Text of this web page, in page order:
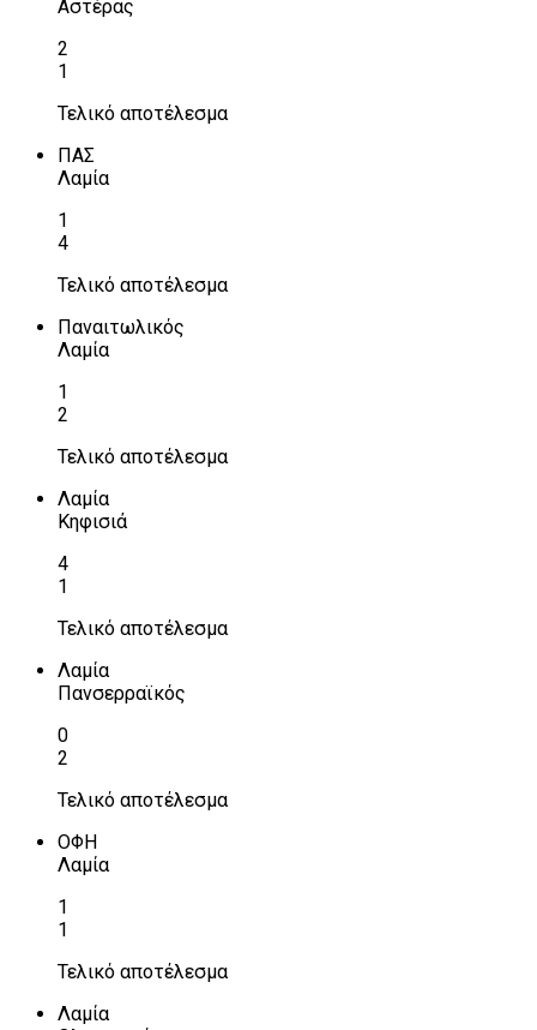
Αστέρας
2
1
Τελικό αποτέλεσμα
ΠΑΣ
Λαμία
1
4
Τελικό αποτέλεσμα
Παναιτωλικός
Λαμία
1
2
Τελικό αποτέλεσμα
Λαμία
Κηφισιά
4
1
Τελικό αποτέλεσμα
Λαμία
Πανσερραϊκός
0
2
Τελικό αποτέλεσμα
ΟΦΗ
Λαμία
1
1
Τελικό αποτέλεσμα
Λαμία